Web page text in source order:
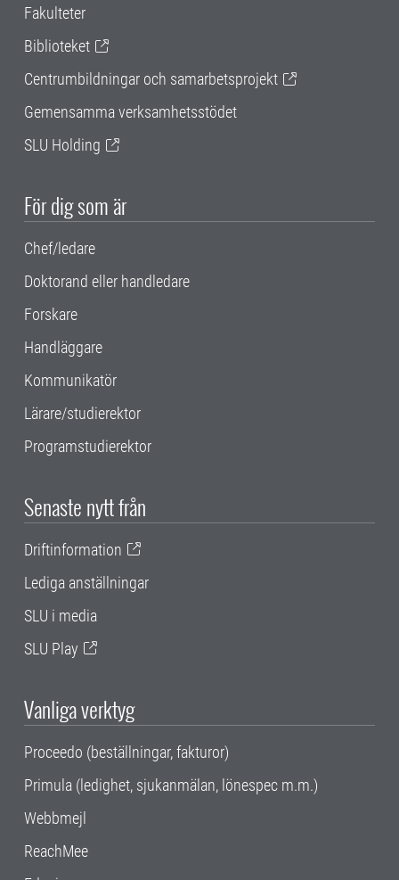
Fakulteter
Biblioteket
Centrumbildningar och samarbetsprojekt
Gemensamma verksamhetsstödet
SLU Holding
För dig som är
Chef/ledare
Doktorand eller handledare
Forskare
Handläggare
Kommunikatör
Lärare/studierektor
Programstudierektor
Senaste nytt från
Driftinformation
Lediga anställningar
SLU i media
SLU Play
Vanliga verktyg
Proceedo (beställningar, fakturor)
Primula (ledighet, sjukanmälan, lönespec m.m.)
Webbmejl
ReachMee